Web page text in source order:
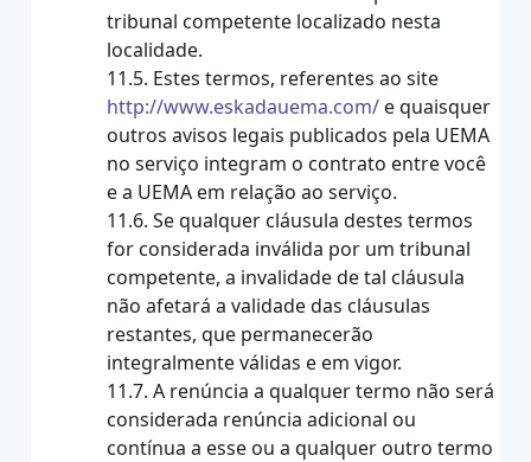
tribunal competente localizado nesta
localidade.
11.5. Estes termos, referentes ao site
http://www.eskadauema.com/ e quaisquer
outros avisos legais publicados pela UEMA
no serviço integram o contrato entre você
e a UEMA em relação ao serviço.
11.6. Se qualquer cláusula destes termos
for considerada inválida por um tribunal
competente, a invalidade de tal cláusula
não afetará a validade das cláusulas
restantes, que permanecerão
integralmente válidas e em vigor.
11.7. A renúncia a qualquer termo não será
considerada renúncia adicional ou
contínua a esse ou a qualquer outro termo